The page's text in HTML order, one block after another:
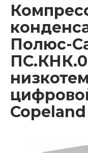
Полюс-